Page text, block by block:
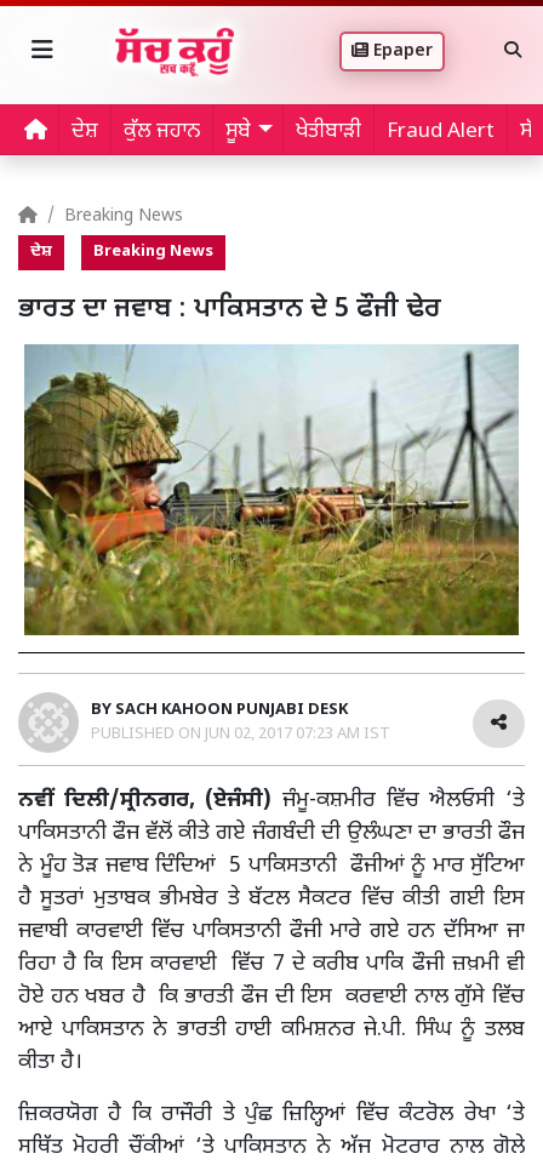
Epaper
ਦੇਸ਼ ਕੁੱਲ ਜਹਾਨ ਸੂਬੇ ਖੇਤੀਬਾੜੀ Fraud Alert
Breaking News
ਦੇਸ਼ Breaking News
ਭਾਰਤ ਦਾ ਜਵਾਬ : ਪਾਕਿਸਤਾਨ ਦੇ 5 ਫੌਜੀ ਢੇਰ
BY SACH KAHOON PUNJABI DESK
PUBLISHED ON JUN 02, 2017 07:23 AM IST
ਨਵੀਂ ਦਿਲੀ/ਸ੍ਰੀਨਗਰ, (ਏਜੰਸੀ) ਜੰਮੂ-ਕਸ਼ਮੀਰ ਵਿੱਚ ਐਲਓਸੀ ‘ਤੇ
ਪਾਕਿਸਤਾਨੀ ਫੌਜ ਵੱਲੋਂ ਕੀਤੇ ਗਏ ਜੰਗਬੰਦੀ ਦੀ ਉਲੰਘਣਾ ਦਾ ਭਾਰਤੀ ਫੌਜ
ਨੇ ਮੂੰਹ ਤੋੜ ਜਵਾਬ ਦਿੰਦਿਆਂ 5 ਪਾਕਿਸਤਾਨੀ ਫੌਜੀਆਂ ਨੂੰ ਮਾਰ ਸੁੱਟਿਆ
ਹੈ ਸੂਤਰਾਂ ਮੁਤਾਬਕ ਭੀਮਬੇਰ ਤੇ ਬੱਟਲ ਸੈਕਟਰ ਵਿੱਚ ਕੀਤੀ ਗਈ ਇਸ
ਜਵਾਬੀ ਕਾਰਵਾਈ ਵਿੱਚ ਪਾਕਿਸਤਾਨੀ ਫੌਜੀ ਮਾਰੇ ਗਏ ਹਨ ਦੱਸਿਆ ਜਾ
ਰਿਹਾ ਹੈ ਕਿ ਇਸ ਕਾਰਵਾਈ ਵਿੱਚ 7 ਦੇ ਕਰੀਬ ਪਾਕਿ ਫੌਜੀ ਜ਼ਖ਼ਮੀ ਵੀ
ਹੋਏ ਹਨ ਖਬਰ ਹੈ ਕਿ ਭਾਰਤੀ ਫੌਜ ਦੀ ਇਸ ਕਰਵਾਈ ਨਾਲ ਗੁੱਸੇ ਵਿੱਚ
ਆਏ ਪਾਕਿਸਤਾਨ ਨੇ ਭਾਰਤੀ ਹਾਈ ਕਮਿਸ਼ਨਰ ਜੇ.ਪੀ. ਸਿੰਘ ਨੂੰ ਤਲਬ
ਕੀਤਾ ਹੈ।
ਜ਼ਿਕਰਯੋਗ ਹੈ ਕਿ ਰਾਜੌਰੀ ਤੇ ਪੁੰਛ ਜ਼ਿਲ੍ਹਿਆਂ ਵਿੱਚ ਕੰਟਰੋਲ ਰੇਖਾ ‘ਤੇ
ਸਥਿੱਤ ਮੋਹਰੀ ਚੌਂਕੀਆਂ ‘ਤੇ ਪਾਕਿਸਤਾਨ ਨੇ ਅੱਜ ਮੋਟਰਾਰ ਨਾਲ ਗੋਲੇ